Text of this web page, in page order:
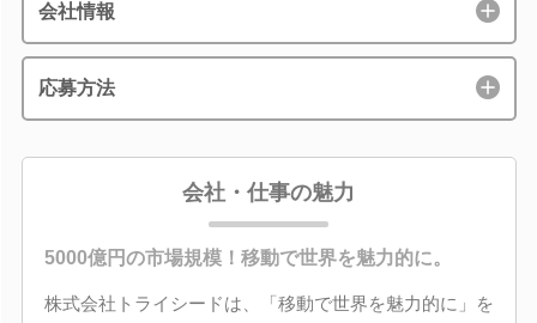
会社情報
応募方法
会社・仕事の魅力
5000億円の市場規模！移動で世界を魅力的に。
株式会社トライシードは、「移動で世界を魅力的に」を